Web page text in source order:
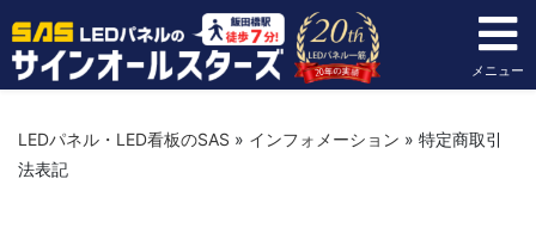
メニュー
LEDパネル・LED看板のSAS » インフォメーション » 特定商取引
法表記